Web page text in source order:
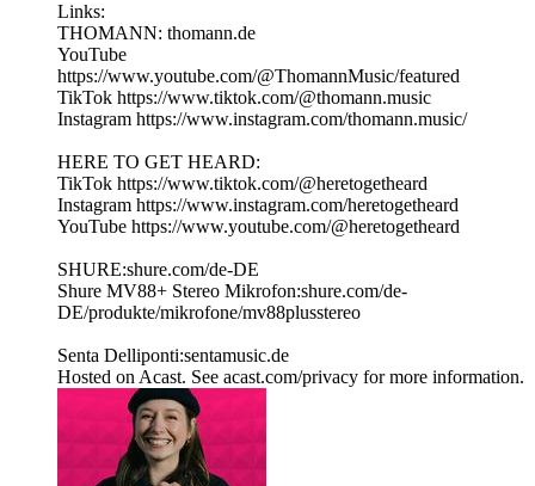
Links:
THOMANN: thomann.de
YouTube
https://www.youtube.com/@ThomannMusic/featured
TikTok https://www.tiktok.com/@thomann.music
Instagram https://www.instagram.com/thomann.music/
HERE TO GET HEARD:
TikTok https://www.tiktok.com/@heretogetheard
Instagram https://www.instagram.com/heretogetheard
YouTube https://www.youtube.com/@heretogetheard
SHURE:shure.com/de-DE
Shure MV88+ Stereo Mikrofon:shure.com/de-
DE/produkte/mikrofone/mv88plusstereo
Senta Delliponti:sentamusic.de
Hosted on Acast. See acast.com/privacy for more information.